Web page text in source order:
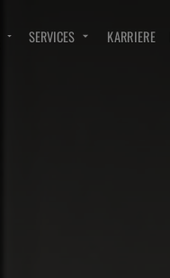
SERVICES KARRIERE